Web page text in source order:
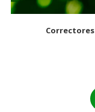
Correctores